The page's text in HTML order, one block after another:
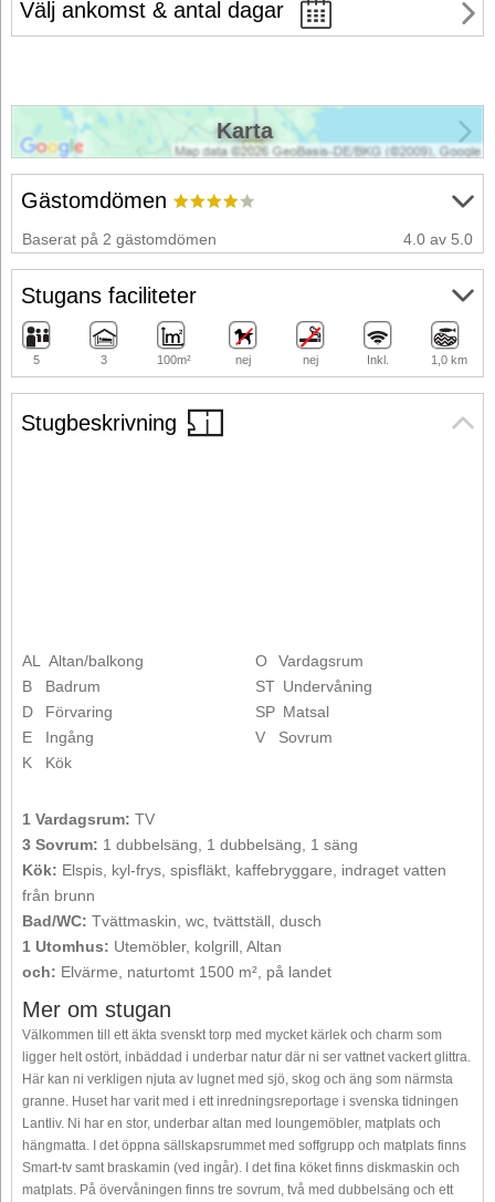
Välj ankomst & antal dagar
Stugbeskrivning
AL
Altan/balkong
B
Badrum
D
Förvaring
E
Ingång
K
Kök
O
Vardagsrum
ST Undervåning
SP Matsal
V
Sovrum
1 Vardagsrum: TV
3 Sovrum: 1 dubbelsäng, 1 dubbelsäng, 1 säng
Kök: Elspis, kyl-frys, spisfläkt, kaffebryggare, indraget vatten
från brunn
Bad/WC: Tvättmaskin, wc, tvättställ, dusch
1 Utomhus: Utemöbler, kolgrill, Altan
och: Elvärme, naturtomt 1500 m², på landet
Mer om stugan
Välkommen till ett äkta svenskt torp med mycket kärlek och charm som
ligger helt ostört, inbäddad i underbar natur där ni ser vattnet vackert glittra.
Här kan ni verkligen njuta av lugnet med sjö, skog och äng som närmsta
granne. Huset har varit med i ett inredningsreportage i svenska tidningen
Lantliv. Ni har en stor, underbar altan med loungemöbler, matplats och
hängmatta. I det öppna sällskapsrummet med soffgrupp och matplats finns
Smart-tv samt braskamin (ved ingår). I det fina köket finns diskmaskin och
matplats. På övervåningen finns tre sovrum, två med dubbelsäng och ett
Gästomdömen
Baserat på 2 gästomdömen 4.0 av 5.0
Stugans faciliteter
5 3 100m² nej nej Inkl. 1,0 km
Karta